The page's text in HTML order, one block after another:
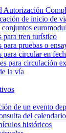
Autorización
de inicio de
para tren turístico
para pruebas o
para circular en
para circulación
la vía
de un evento
del
históricos